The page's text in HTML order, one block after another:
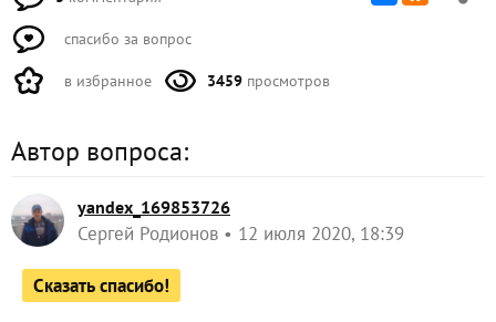
спасибо за вопрос
в избранное 3459 просмотров
Автор вопроса:
yandex_169853726
Сергей Родионов 12 июля 2020, 18:39
Сказать спасибо!